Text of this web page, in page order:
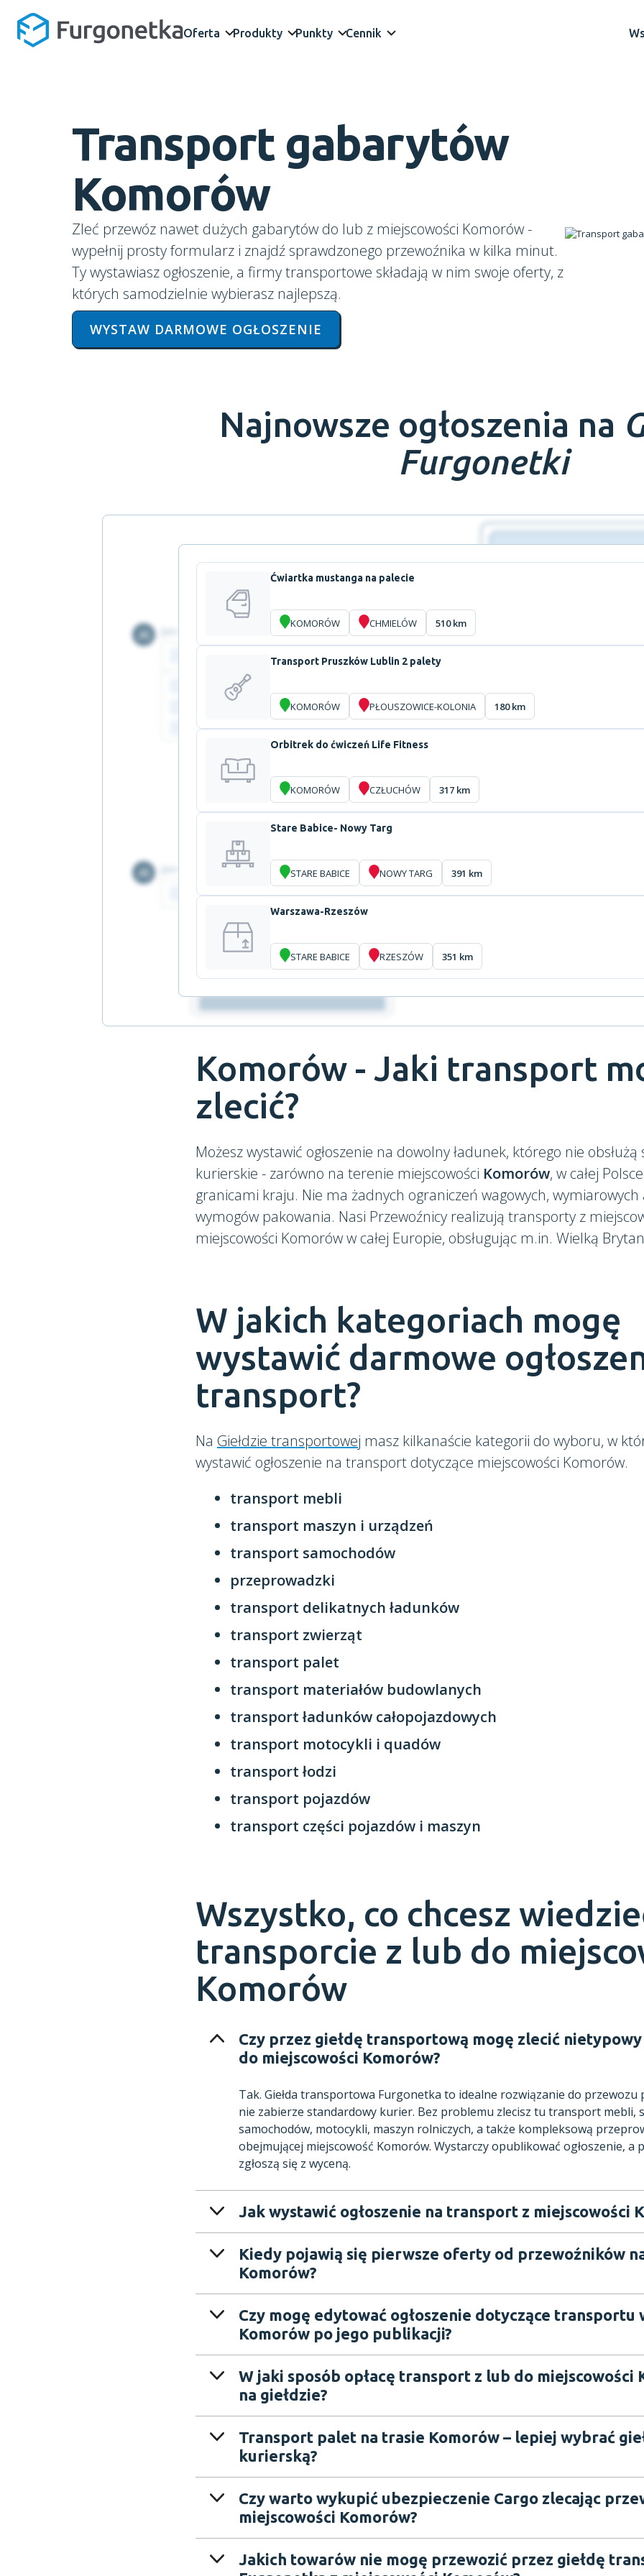
Oferta Produkty Punkty Cennik
Transport gabarytów
Komorów
Zleć przewóz nawet dużych gabarytów do lub z miejscowości Komorów -
wypełnij prosty formularz i znajdź sprawdzonego przewoźnika w kilka minut.
Ty wystawiasz ogłoszenie, a firmy transportowe składają w nim swoje oferty, z
których samodzielnie wybierasz najlepszą.
WYSTAW DARMOWE OGŁOSZENIE
Najnowsze ogłoszenia na
Furgonetki
Ćwiartka mustanga na palecie
KOMORÓW CHMIELÓW 510 km
Transport Pruszków Lublin 2 palety
KOMORÓW PŁOUSZOWICE-KOLONIA 180 km
Orbitrek do ćwiczeń Life Fitness
KOMORÓW CZŁUCHÓW 317 km
Stare Babice- Nowy Targ
STARE BABICE NOWY TARG 391 km
Warszawa-Rzeszów
STARE BABICE RZESZÓW 351 km
Komorów - Jaki transport
zlecić?
Możesz wystawić ogłoszenie na dowolny ładunek, którego nie
kurierskie - zarówno na terenie miejscowości Komorów, w całej
granicami kraju. Nie ma żadnych ograniczeń wagowych,
wymogów pakowania. Nasi Przewoźnicy realizują transporty z
miejscowości Komorów w całej Europie, obsługując m.in. Wielką
W jakich kategoriach mogę
wystawić darmowe
transport?
Na Giełdzie transportowej masz kilkanaście kategorii do wyboru, w
wystawić ogłoszenie na transport dotyczące miejscowości Komorów.
transport mebli
transport maszyn i urządzeń
transport samochodów
przeprowadzki
transport delikatnych ładunków
transport zwierząt
transport palet
transport materiałów budowlanych
transport ładunków całopojazdowych
transport motocykli i quadów
transport łodzi
transport pojazdów
transport części pojazdów i maszyn
Wszystko, co chcesz
transporcie z lub do
Komorów
Czy przez giełdę transportową mogę zlecić
do miejscowości Komorów?
Tak. Giełda transportowa Furgonetka to idealne rozwiązanie do
nie zabierze standardowy kurier. Bez problemu zlecisz tu transport mebli,
samochodów, motocykli, maszyn rolniczych, a także kompleksową
obejmującej miejscowość Komorów. Wystarczy opublikować ogłoszenie, a
zgłoszą się z wyceną.
Jak wystawić ogłoszenie na transport z miejscowości
Kiedy pojawią się pierwsze oferty od przewoźników
Komorów?
Czy mogę edytować ogłoszenie dotyczące transportu
Komorów po jego publikacji?
W jaki sposób opłacę transport z lub do miejscowości
na giełdzie?
Transport palet na trasie Komorów – lepiej wybrać
kurierską?
Czy warto wykupić ubezpieczenie Cargo zlecając
miejscowości Komorów?
Jakich towarów nie mogę przewozić przez giełdę